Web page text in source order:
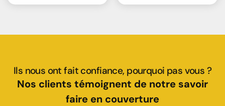
Ils nous ont fait confiance, pourquoi pas vous ?
Nos clients témoignent de notre savoir
faire en couverture